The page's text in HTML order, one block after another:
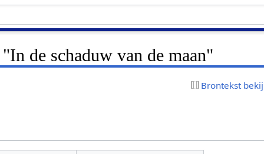
de schaduw van de maan"
Brontekst